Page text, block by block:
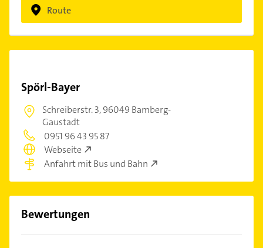
Route
Spörl-Bayer
Schreiberstr. 3,96049 Bamberg-
Gaustadt
0951 96 43 95 87
Webseite
Anfahrt mit Bus und Bahn
Bewertungen